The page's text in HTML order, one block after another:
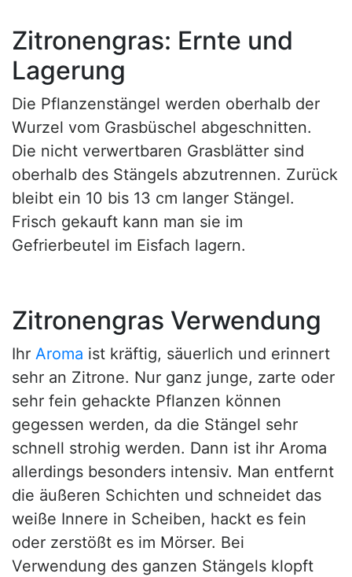
Zitronengras: Ernte und
Lagerung
Die Pflanzenstängel werden oberhalb der
Wurzel vom Grasbüschel abgeschnitten.
Die nicht verwertbaren Grasblätter sind
oberhalb des Stängels abzutrennen. Zurück
bleibt ein 10 bis 13 cm langer Stängel.
Frisch gekauft kann man sie im
Gefrierbeutel im Eisfach lagern.
Zitronengras Verwendung
Ihr Aroma ist kräftig, säuerlich und erinnert
sehr an Zitrone. Nur ganz junge, zarte oder
sehr fein gehackte Pflanzen können
gegessen werden, da die Stängel sehr
schnell strohig werden. Dann ist ihr Aroma
allerdings besonders intensiv. Man entfernt
die äußeren Schichten und schneidet das
weiße Innere in Scheiben, hackt es fein
oder zerstößt es im Mörser. Bei
Verwendung des ganzen Stängels klopft